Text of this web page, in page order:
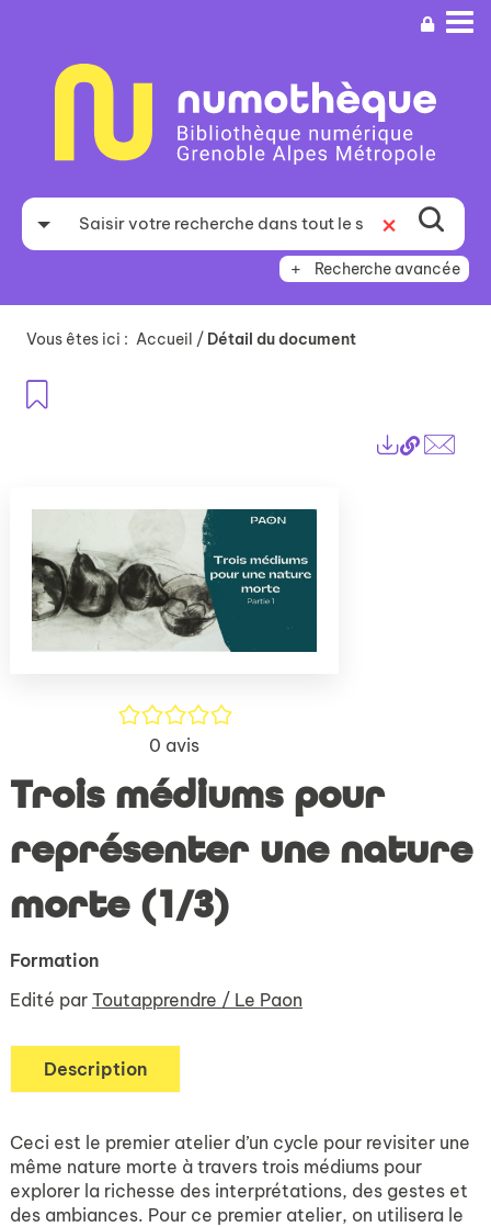
recherche
Recherche avancée
Vous êtes ici : Accueil / Détail du document
Lien
/5
0 avis
Trois médiums pour
représenter une nature
morte (1/3)
Formation
Edité par Toutapprendre / Le Paon
Description
Ceci est le premier atelier d’un cycle pour revisiter une
même nature morte à travers trois médiums pour
explorer la richesse des interprétations, des gestes et
des ambiances. Pour ce premier atelier, on utilisera le